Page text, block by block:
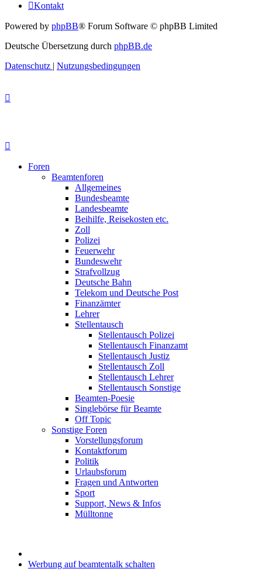
Kontakt
Powered by phpBB® Forum Software © phpBB Limited
Deutsche Übersetzung durch phpBB.de
Datenschutz | Nutzungsbedingungen
Foren
Beamtenforen
Allgemeines
Bundesbeamte
Landesbeamte
Beihilfe, Reisekosten etc.
Zoll
Polizei
Feuerwehr
Bundeswehr
Strafvollzug
Deutsche Bahn
Telekom und Deutsche Post
Finanzämter
Lehrer
Stellentausch
Stellentausch Polizei
Stellentausch Finanzamt
Stellentausch Justiz
Stellentausch Zoll
Stellentausch Lehrer
Stellentausch Sonstige
Beamten-Poesie
Singlebörse für Beamte
Off Topic
Sonstige Foren
Vorstellungsforum
Kontaktforum
Politik
Urlaubsforum
Fragen und Antworten
Sport
Support, News & Infos
Mülltonne
Werbung auf beamtentalk schalten